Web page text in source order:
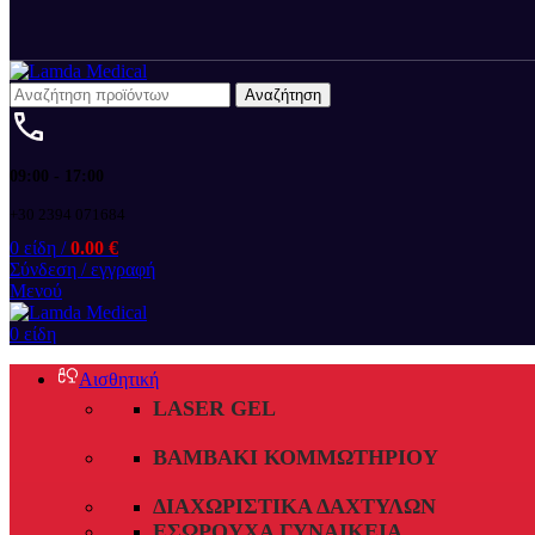
Αναζήτηση
09:00 - 17:00
+30 2394 071684
0 είδη / 0.00 €
Σύνδεση / εγγραφή
Μενού
0 είδη
Αισθητική
LASER GEL
ΒΑΜΒΆΚΙ ΚΟΜΜΩΤΗΡΊΟΥ
ΔΙΑΧΩΡΙΣΤΙΚΆ ΔΑΧΤΎΛΩΝ